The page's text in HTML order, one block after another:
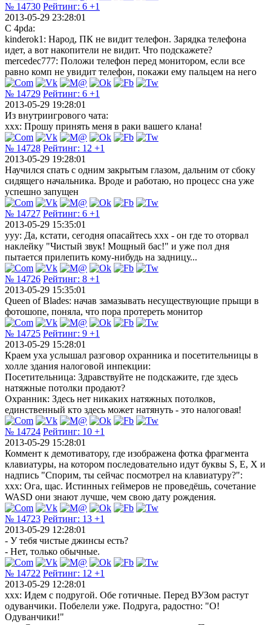
№ 14730 Рейтинг: 6 +1
2013-05-29 23:28:01
C 4pda:
kinderok1: Народ, ПК не видит телефон. Зарядка телефона
идет, а вот накопители не видит. Что подскажете?
mercedec777: Положи телефон перед монитором, если все
равно комп не увидит телефон, покажи ему пальцем на него
№ 14729 Рейтинг: 6 +1
2013-05-29 19:28:01
Из внутриигрового чата:
xxx: Прошу принять меня в раки вашего клана!
№ 14728 Рейтинг: 12 +1
2013-05-29 19:28:01
Научился спать с одним закрытым глазом, дальним от сбоку
сидящего начальника. Вроде и работаю, но процесс сна уже
успешно запущен
№ 14727 Рейтинг: 6 +1
2013-05-29 15:35:01
yyy: Да, кстати, сегодня опасайтесь xxx - он где то оторвал
наклейку "Чистый звук! Мощный бас!" и уже пол дня
пытается прилепить кому-нибудь на задницу...
№ 14726 Рейтинг: 8 +1
2013-05-29 15:35:01
Queen of Blades: начав замазывать несуществующие прыщи в
фотошопе, поняла, что пора протереть монитор
№ 14725 Рейтинг: 9 +1
2013-05-29 15:28:01
Краем уха услышал разговор охранника и посетительницы в
холле здания налоговой инпекции:
Посетительница: Здравствуйте не подскажите, где здесь
натяжные потолки продают?
Охранник: Здесь нет никаких натяжных потолков,
единственный кто здесь может натянуть - это налоговая!
№ 14724 Рейтинг: 10 +1
2013-05-29 15:28:01
Коммент к демотиватору, где изображена фотка фрагмента
клавиатуры, на котором последовательно идут буквы S, E, X и
надпись "Спорим, ты сейчас посмотрел на клавиатуру?":
xxx: Ога, щас. Истинных геймеров не проведёшь, сочетание
WASD они знают лучше, чем свою дату рождения.
№ 14723 Рейтинг: 13 +1
2013-05-29 12:28:01
- У тебя чистые джинсы есть?
- Нет, только обычные.
№ 14722 Рейтинг: 12 +1
2013-05-29 12:28:01
xxx: Идем с подругой. Обе готичные. Перед ВУЗом растут
одуванчики. Побелели уже. Подруга, радостно: "О!
Одуванчики!"